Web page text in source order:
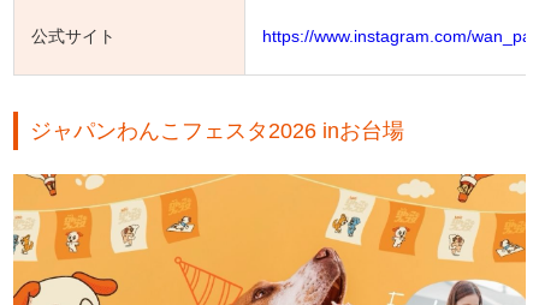
公式サイト https://www.instagram.com/
ジャパンわんこフェスタ2026 inお台場